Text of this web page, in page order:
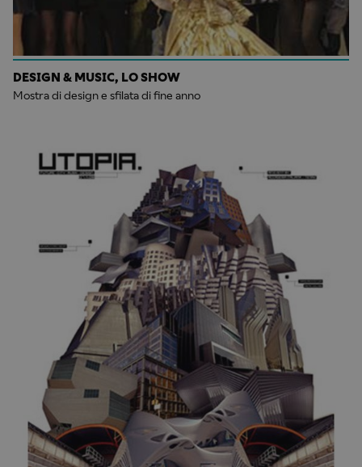
DESIGN & MUSIC, LO SHOW
Mostra di design e sfilata di fine anno